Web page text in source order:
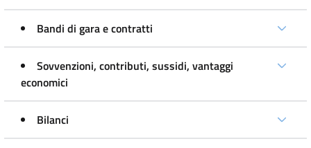
Bandi di gara e contratti
Sovvenzioni, contributi, sussidi, vantaggi
economici
Bilanci